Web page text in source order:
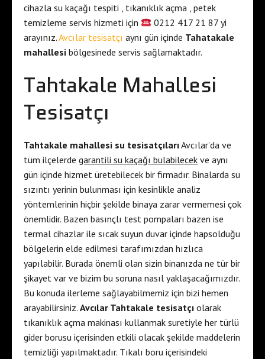
cihazla su kaçağı tespiti , tıkanıklık açma , petek
temizleme servis hizmeti için
0212 417 21 87 yi
arayınız.Avcılar tesisatçı aynı gün içinde Tahatakale
mahallesi bölgesinede servis sağlamaktadır.
Tahtakale Mahallesi
Tesisatçı
Tahtakale mahallesi su tesisatçılarıAvcılar’da ve
tüm ilçelerde garantili su kaçağı bulabilecek ve aynı
gün içinde hizmet üretebilecek bir firmadır. Binalarda su
sızıntı yerinin bulunması için kesinlikle analiz
yöntemlerinin hiçbir şekilde binaya zarar vermemesi çok
önemlidir. Bazen basınçlı test pompaları bazen ise
termal cihazlar ile sıcak suyun duvar içinde hapsolduğu
bölgelerin elde edilmesi tarafımızdan hızlıca
yapılabilir. Burada önemli olan sizin binanızda ne tür bir
şikayet var ve bizim bu soruna nasıl yaklaşacağımızdır.
Bu konuda ilerleme sağlayabilmemiz için bizi hemen
arayabilirsiniz. Avcılar Tahtakale tesisatçı olarak
tıkanıklık açma makinası kullanmak suretiyle her türlü
gider borusu içerisinden etkili olacak şekilde maddelerin
temizliği yapılmaktadır. Tıkalı boru içerisindeki